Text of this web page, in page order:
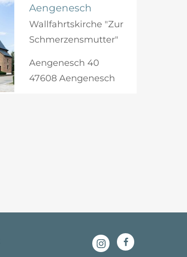
Aengenesch
Wallfahrtskirche "Zur
Schmerzensmutter"
Aengenesch 40
47608 Aengenesch